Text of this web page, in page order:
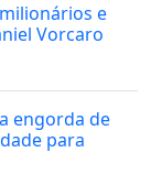
e
Vorcaro
engorda de
para